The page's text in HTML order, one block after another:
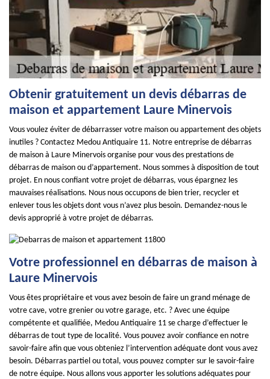
Obtenir gratuitement un devis débarras de
maison et appartement Laure Minervois
Vous voulez éviter de débarrasser votre maison ou appartement des objets
inutiles ? Contactez Medou Antiquaire 11. Notre entreprise de débarras
de maison à Laure Minervois organise pour vous des prestations de
débarras de maison ou d’appartement. Nous sommes à disposition de tout
projet. En nous confiant votre projet de débarras, vous épargnez les
mauvaises réalisations. Nous nous occupons de bien trier, recycler et
enlever tous les objets dont vous n’avez plus besoin. Demandez-nous le
devis approprié à votre projet de débarras.
Votre professionnel en débarras de maison à
Laure Minervois
Vous êtes propriétaire et vous avez besoin de faire un grand ménage de
votre cave, votre grenier ou votre garage, etc. ? Avec une équipe
compétente et qualifiée, Medou Antiquaire 11 se charge d’effectuer le
débarras de tout type de localité. Vous pouvez avoir confiance en notre
savoir-faire afin que vous obteniez l’intervention adéquate dont vous avez
besoin. Débarras partiel ou total, vous pouvez compter sur le savoir-faire
de notre équipe. Nous allons vous apporter les solutions adéquates pour